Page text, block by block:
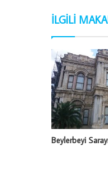
İLGILI
Beylerbeyi